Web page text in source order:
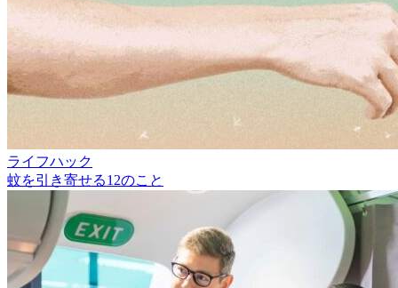
ライフハック
蚊を引き寄せる12のこと